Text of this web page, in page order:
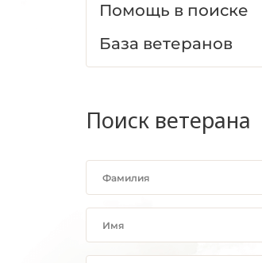
Помощь в поиске
База ветеранов
Поиск ветерана